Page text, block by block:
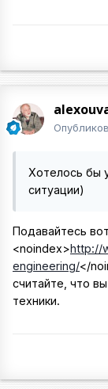
Хотелось бы
ситуации)
Подавайтесь
<noindex>http://
engineering/</
считайте, что
техники.